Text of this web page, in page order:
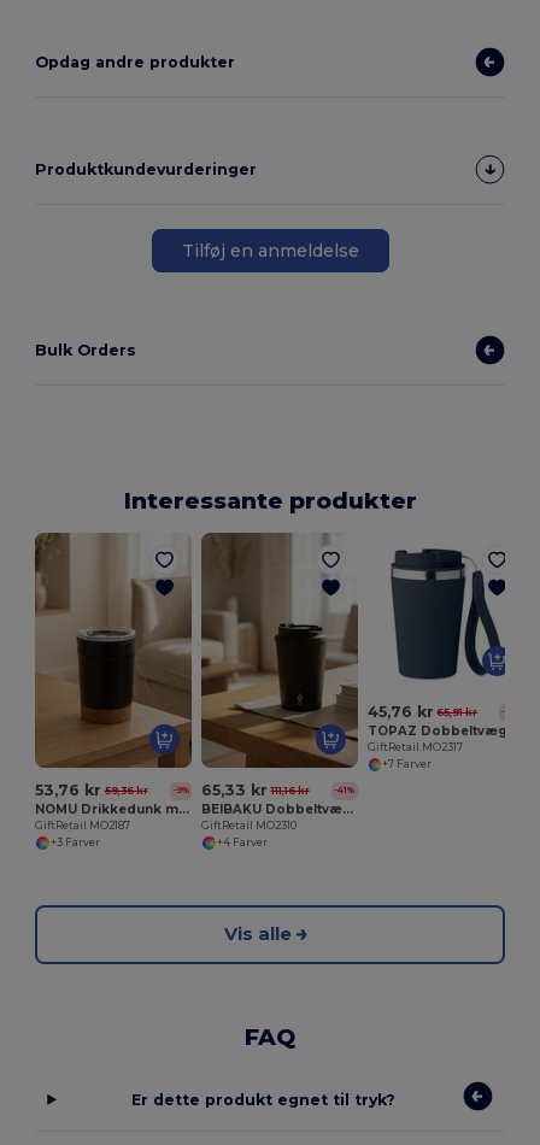
Opdag andre produkter
Produktkundevurderinger
Tilføj en anmeldelse
Bulk Orders
Interessante produkter
53,76 kr 59,36 kr -9%
NOMU Drikkedunk med dobbelt væg 300 ml
GiftRetail MO2187
+3 Farver
65,33 kr 111,16 kr -41%
BEIBAKU Dobbeltvægget drikkedunk 350
GiftRetail MO2310
+4 Farver
45,76 kr 65,91 kr -31%
GiftRetail MO2317
+7 Farver
Vis alle
FAQ
Er dette produkt egnet til tryk?